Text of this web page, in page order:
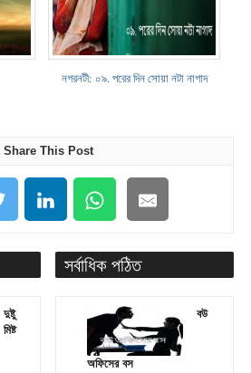
নগরনটী: ০৯. পরের দিন সোয়া নটা নাগাদ
Share This Post
দুষ্টু
মিষ্ট
সর্বাধিক পঠিত
বউ
অফিসের বস